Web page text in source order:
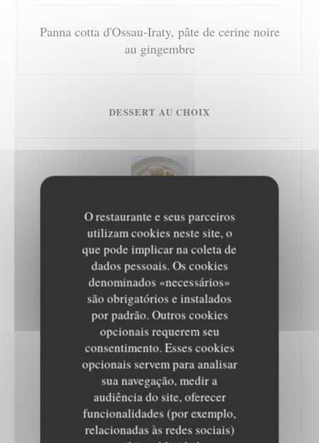
O restaurante e seus parceiros
utilizam cookies neste site, o
que pode implicar na coleta de
dados pessoais. Os cookies
denominados «necessários»
são obrigatórios e instalados
por padrão. Outros cookies
opcionais requerem seu
consentimento. Esses cookies
opcionais servem para analisar
sua navegação, medir a
audiência do site, oferecer
funcionalidades (por exemplo,
relacionadas às redes sociais)
Panna cotta d'Ossau-Iraty, pâte de cerine noire
au gingembre
DESSERT AU CHOIX
Pain perdu, banane flambée, glace cacahuète
Sablé breton, dôme crémeux framboise et
basilic, sorbet basilic et citron vert (supp.6€)